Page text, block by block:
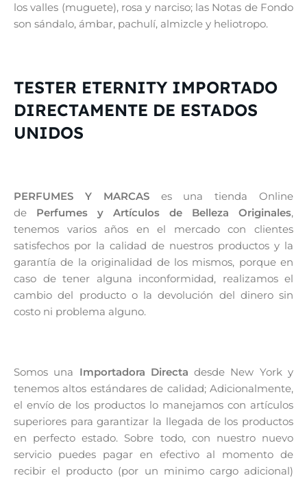
los valles (muguete), rosa y narciso; las Notas de Fondo
son sándalo, ámbar, pachulí, almizcle y heliotropo.
TESTER ETERNITY IMPORTADO
DIRECTAMENTE DE ESTADOS
UNIDOS
PERFUMES Y MARCASes una tienda Online
de Perfumes y Artículos de Belleza Originales,
tenemos varios años en el mercado con clientes
satisfechos por la calidad de nuestros productos y la
garantía de la originalidad de los mismos, porque en
caso de tener alguna inconformidad, realizamos el
cambio del producto o la devolución del dinero sin
costo ni problema alguno.
Somos una Importadora Directa desde New York y
tenemos altos estándares de calidad; Adicionalmente,
el envío de los productos lo manejamos con artículos
superiores para garantizar la llegada de los productos
en perfecto estado. Sobre todo, con nuestro nuevo
servicio puedes pagar en efectivo al momento de
recibir el producto (por un minimo cargo adicional)